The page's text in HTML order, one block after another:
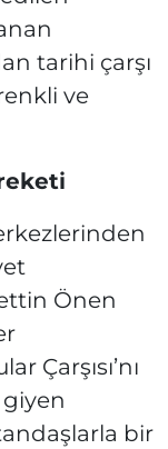
tarihi çarşı
ve
Önen
Çarşısı’nı
giyen
bir